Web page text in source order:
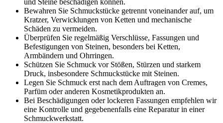
und Steine beschädigen können.
Bewahren Sie Schmuckstücke getrennt voneinander auf, um
Kratzer, Verwicklungen von Ketten und mechanische
Schäden zu vermeiden.
Überprüfen Sie regelmäßig Verschlüsse, Fassungen und
Befestigungen von Steinen, besonders bei Ketten,
Armbändern und Ohrringen.
Schützen Sie Schmuck vor Stößen, Stürzen und starkem
Druck, insbesondere Schmuckstücke mit Steinen.
Legen Sie Schmuck erst nach dem Auftragen von Cremes,
Parfüm oder anderen Kosmetikprodukten an.
Bei Beschädigungen oder lockeren Fassungen empfehlen wir
eine Kontrolle und gegebenenfalls eine Reparatur in einer
Schmuckwerkstatt.